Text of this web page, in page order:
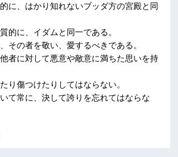
に、はかり知れないブッダ方の宮殿と同
的に、イダムと同一である。
その者を敬い、愛するべきである。
者に対して悪意や敵意に満ちた思いを持
り傷つけたりしてはならない。
て常に、決して誇りを忘れてはならな